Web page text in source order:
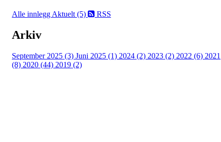
Alle innlegg Aktuelt (5) RSS
Arkiv
September 2025 (3) Juni 2025 (1) 2024 (2) 2023 (2) 2022 (6) 2021
(8) 2020 (44) 2019 (2)